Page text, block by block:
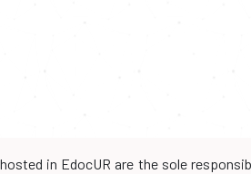
in EdocUR are the sole